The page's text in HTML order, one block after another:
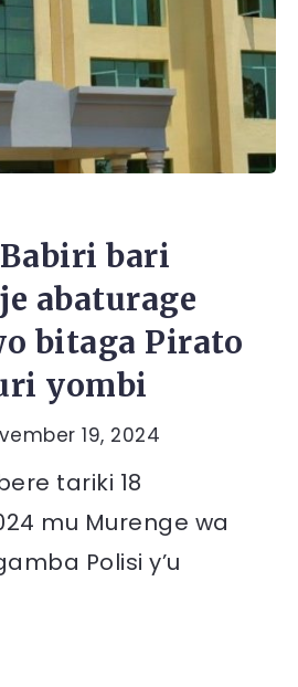
bari
abaturage
bitaga Pirato
yombi
19, 2024
tariki 18
mu Murenge wa
Polisi y’u